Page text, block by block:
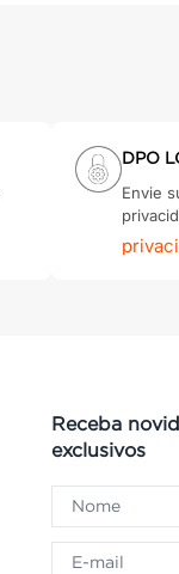
DPO
Envie
Receba
exclusivos